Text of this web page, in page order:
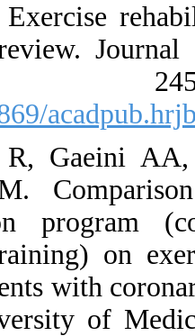
7. Riahi S.
[
8.
resistance
women
Guilan